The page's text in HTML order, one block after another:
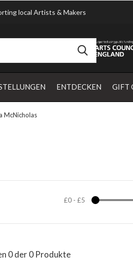
ENTDECKEN GIFT
local Artists & Makers
McNicholas
£0- £5
0 der 0 Produkte